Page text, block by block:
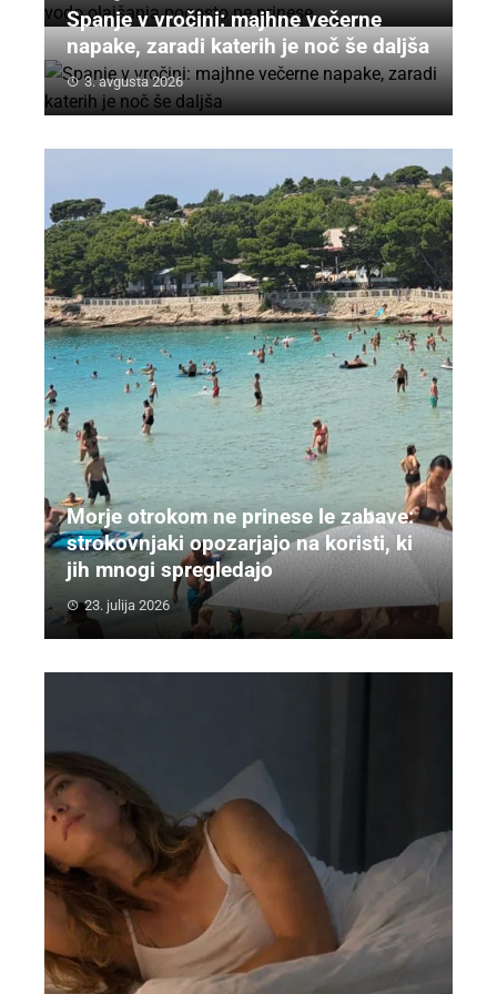
Spanje v vročini: majhne večerne
napake, zaradi katerih je noč še daljša
3. avgusta 2026
Morje otrokom ne prinese le zabave:
strokovnjaki opozarjajo na koristi, ki
jih mnogi spregledajo
23. julija 2026